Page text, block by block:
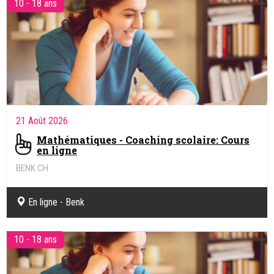
10 - 18 ans
21 Août 2026
Mathématiques - Coaching scolaire: Cours
en ligne
BENK.CH
En ligne - Benk
10 - 18 ans